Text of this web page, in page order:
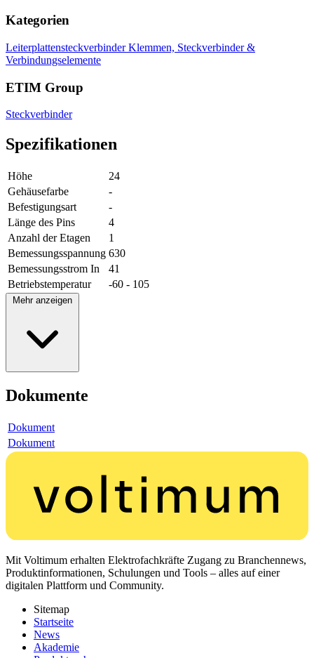
Kategorien
LeiterplattensteckverbinderKlemmen, Steckverbinder &
Verbindungselemente
ETIM Group
Steckverbinder
Spezifikationen
Höhe
24
Gehäusefarbe
-
Befestigungsart
-
Länge des Pins
4
Anzahl der Etagen
1
Bemessungsspannung 630
Bemessungsstrom In
41
Betriebstemperatur
-60 - 105
Mehr anzeigen
Dokumente
Dokument
Dokument
Mit Voltimum erhalten Elektrofachkräfte Zugang zu Branchennews,
Produktinformationen, Schulungen und Tools – alles auf einer
digitalen Plattform und Community.
Sitemap
Startseite
News
Akademie